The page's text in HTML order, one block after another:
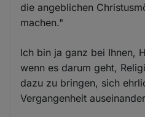
die angeblichen
machen."
Ich bin ja ganz bei Ihnen,
wenn es darum geht,
dazu zu bringen, sich
Vergangenheit